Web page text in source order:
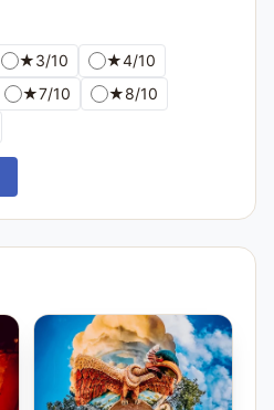
★3/10 ★4/10
★7/10 ★8/10